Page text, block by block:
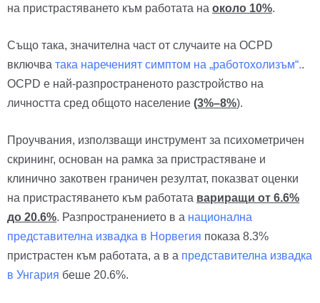
на пристрастяването към работата на около 10%.
Също така, значителна част от случаите на OCPD
включва така нареченият симптом на „работохолизъм“..
OCPD е най-разпространеното разстройство на
личността сред общото население (3%–8%).
Проучвания, използващи инструмент за психометричен
скрининг, основан на рамка за пристрастяване и
клинично закотвен граничен резултат, показват оценки
на пристрастяването към работата вариращи от 6.6%
до 20.6%. Разпространението в a национална
представителна извадка в Норвегия показа 8.3%
пристрастен към работата, а в a представителна извадка
в Унгария беше 20.6%.